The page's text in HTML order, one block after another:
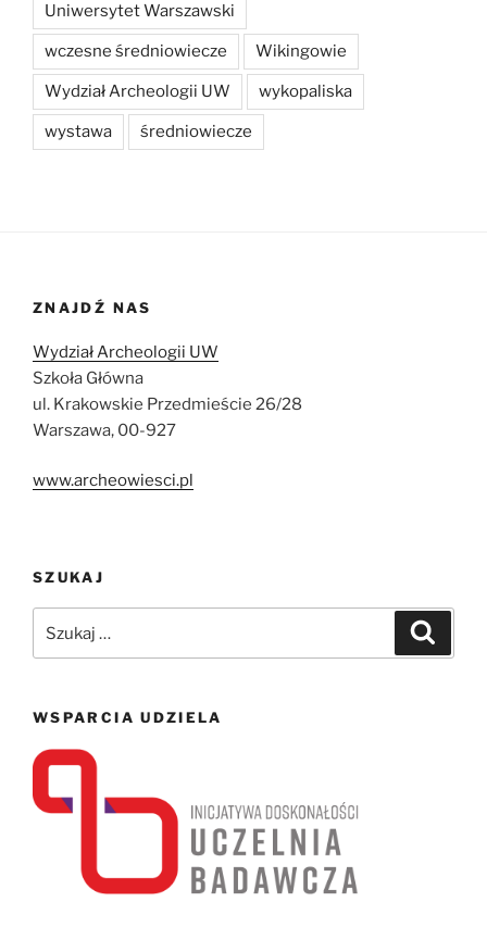
Uniwersytet Warszawski
wczesne średniowiecze Wikingowie
Wydział Archeologii UW wykopaliska
wystawa średniowiecze
ZNAJDŹ NAS
Wydział Archeologii UW
Szkoła Główna
ul. Krakowskie Przedmieście 26/28
Warszawa, 00-927
www.archeowiesci.pl
SZUKAJ
WSPARCIA UDZIELA